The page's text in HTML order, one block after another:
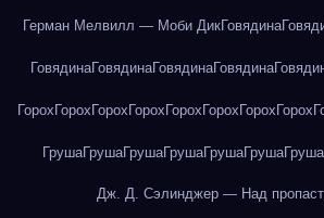
Герман Мелвилл — Моби ДикГовядина
ГовядинаГовядинаГовядинаГовядина
Горох Горох Горох Горох Горох Горох Горох Горох
ГрушаГрушаГрушаГрушаГрушаГрушаГруша
Дж. Д. Сэлинджер — Над